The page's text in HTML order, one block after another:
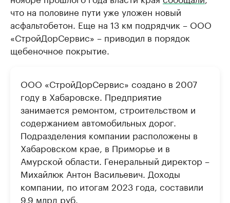
что на половине пути уже уложен новый
асфальтобетон. Еще на 13 км подрядчик – ООО
«СтройДорСервис» – приводил в порядок
щебеночное покрытие.
ООО «СтройДорСервис» создано в 2007
году в Хабаровске. Предприятие
занимается ремонтом, строительством и
содержанием автомобильных дорог.
Подразделения компании расположены в
Хабаровском крае, в Приморье и в
Амурской области. Генеральный директор –
Михайлюк Антон Васильевич. Доходы
компании, по итогам 2023 года, составили
9,9 млрд руб.